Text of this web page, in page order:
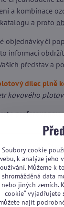
a kombinace
a proto
objednávky či
informací
představ a
dílec plně
kovového
preferovanou
Kovový plot
Kovový plot se
Dostupnost: Na
Soubory cookie
k analýze jeho
Můžeme k
shromážděná data
nebo jiných zemích.
cookie“ vyjadřujete
najít